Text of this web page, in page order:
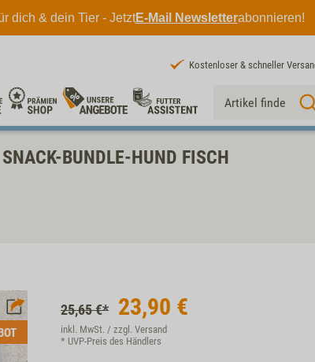
dich & dein Tier - JetztE-Mail Newsletterabonnieren!
Kostenloser & schneller
SNACK-BUNDLE-HUND FISCH
25,65 €* 23,90 €
inkl. MwSt. / zzgl. Versand
* UVP-Preis des Händlers